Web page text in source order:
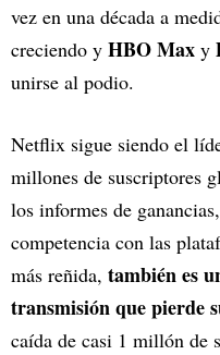
vez en una década a
creciendo y HBO Max y
unirse al podio.
Netflix sigue siendo el
millones de suscriptores
los informes de
competencia con las
más reñida, también es
transmisión que pierde
caída de casi 1 millón de